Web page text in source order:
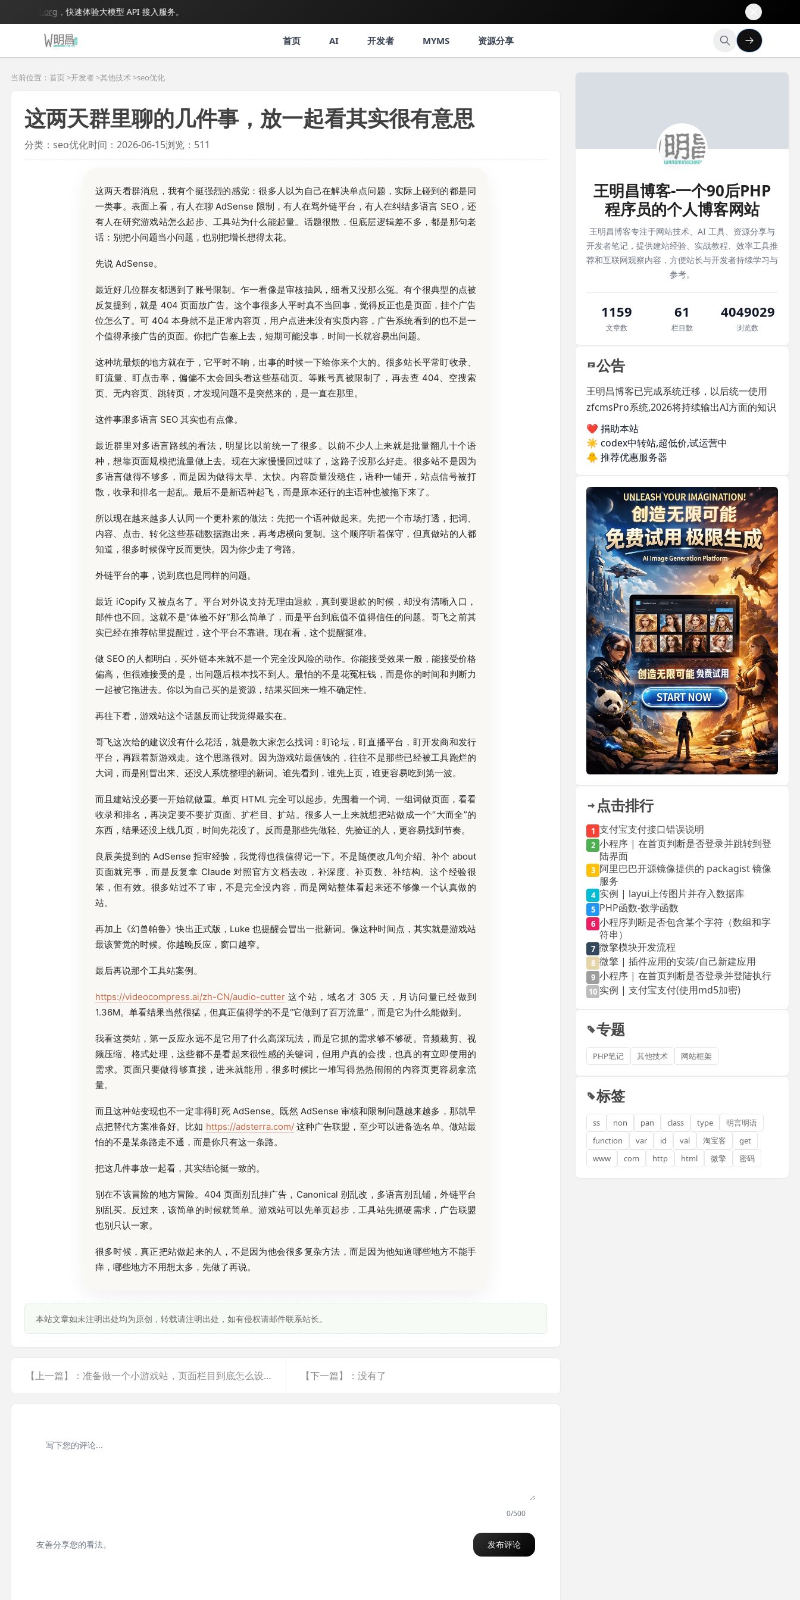
，快速体验大模型 API 接入服务。
首页 AI 开发者 MYMS 资源分享
当前位置：首页 >开发者 >其他技术 >seo优化
这两天群里聊的几件事，放一起看其实很有意思
分类：seo优化时间：2026-06-15浏览：511
这两天看群消息，我有个挺强烈的感觉：很多人以为自己在解决单点问题，实际上碰到的都是同
一类事。表面上看，有人在聊 AdSense 限制，有人在骂外链平台，有人在纠结多语言 SEO，还
有人在研究游戏站怎么起步、工具站为什么能起量。话题很散，但底层逻辑差不多，都是那句老
话：别把小问题当小问题，也别把增长想得太花。
先说 AdSense。
最近好几位群友都遇到了账号限制。乍一看像是审核抽风，细看又没那么冤。有个很典型的点被
反复提到，就是 404 页面放广告。这个事很多人平时真不当回事，觉得反正也是页面，挂个广告
位怎么了。可 404 本身就不是正常内容页，用户点进来没有实质内容，广告系统看到的也不是一
个值得承接广告的页面。你把广告塞上去，短期可能没事，时间一长就容易出问题。
这种坑最烦的地方就在于，它平时不响，出事的时候一下给你来个大的。很多站长平常盯收录、
盯流量、盯点击率，偏偏不太会回头看这些基础页。等账号真被限制了，再去查 404、空搜索
页、无内容页、跳转页，才发现问题不是突然来的，是一直在那里。
这件事跟多语言 SEO 其实也有点像。
最近群里对多语言路线的看法，明显比以前统一了很多。以前不少人上来就是批量翻几十个语
种，想靠页面规模把流量做上去。现在大家慢慢回过味了，这路子没那么好走。很多站不是因为
多语言做得不够多，而是因为做得太早、太快。内容质量没稳住，语种一铺开，站点信号被打
散，收录和排名一起乱。最后不是新语种起飞，而是原本还行的主语种也被拖下来了。
所以现在越来越多人认同一个更朴素的做法：先把一个语种做起来。先把一个市场打透，把词、
内容、点击、转化这些基础数据跑出来，再考虑横向复制。这个顺序听着保守，但真做站的人都
知道，很多时候保守反而更快。因为你少走了弯路。
外链平台的事，说到底也是同样的问题。
最近 iCopify 又被点名了。平台对外说支持无理由退款，真到要退款的时候，却没有清晰入口，
邮件也不回。这就不是“体验不好”那么简单了，而是平台到底值不值得信任的问题。哥飞之前其
实已经在推荐帖里提醒过，这个平台不靠谱。现在看，这个提醒挺准。
做 SEO 的人都明白，买外链本来就不是一个完全没风险的动作。你能接受效果一般，能接受价格
偏高，但很难接受的是，出问题后根本找不到人。最怕的不是花冤枉钱，而是你的时间和判断力
一起被它拖进去。你以为自己买的是资源，结果买回来一堆不确定性。
再往下看，游戏站这个话题反而让我觉得最实在。
哥飞这次给的建议没有什么花活，就是教大家怎么找词：盯论坛，盯直播平台，盯开发商和发行
平台，再跟着新游戏走。这个思路很对。因为游戏站最值钱的，往往不是那些已经被工具跑烂的
大词，而是刚冒出来、还没人系统整理的新词。谁先看到，谁先上页，谁更容易吃到第一波。
而且建站没必要一开始就做重。单页 HTML 完全可以起步。先围着一个词、一组词做页面，看看
收录和排名，再决定要不要扩页面、扩栏目、扩站。很多人一上来就想把站做成一个“大而全”的
东西，结果还没上线几页，时间先花没了。反而是那些先做轻、先验证的人，更容易找到节奏。
良辰美提到的 AdSense 拒审经验，我觉得也很值得记一下。不是随便改几句介绍、补个 about
页面就完事，而是反复拿 Claude 对照官方文档去改，补深度、补页数、补结构。这个经验很
笨，但有效。很多站过不了审，不是完全没内容，而是网站整体看起来还不够像一个认真做的
站。
再加上《幻兽帕鲁》快出正式版，Luke 也提醒会冒出一批新词。像这种时间点，其实就是游戏站
最该警觉的时候。你越晚反应，窗口越窄。
最后再说那个工具站案例。
https://videocompress.ai/zh-CN/audio-cutter 这个站，域名才 305 天，月访问量已经做到
1.36M。单看结果当然很猛，但真正值得学的不是“它做到了百万流量”，而是它为什么能做到。
我看这类站，第一反应永远不是它用了什么高深玩法，而是它抓的需求够不够硬。音频裁剪、视
频压缩、格式处理，这些都不是看起来很性感的关键词，但用户真的会搜，也真的有立即使用的
需求。页面只要做得够直接，进来就能用，很多时候比一堆写得热热闹闹的内容页更容易拿流
量。
而且这种站变现也不一定非得盯死 AdSense。既然 AdSense 审核和限制问题越来越多，那就早
点把替代方案准备好。比如 https://adsterra.com/这种广告联盟，至少可以进备选名单。做站最
怕的不是某条路走不通，而是你只有这一条路。
把这几件事放一起看，其实结论挺一致的。
别在不该冒险的地方冒险。404 页面别乱挂广告，Canonical 别乱改，多语言别乱铺，外链平台
别乱买。反过来，该简单的时候就简单。游戏站可以先单页起步，工具站先抓硬需求，广告联盟
也别只认一家。
很多时候，真正把站做起来的人，不是因为他会很多复杂方法，而是因为他知道哪些地方不能手
痒，哪些地方不用想太多，先做了再说。
本站文章如未注明出处均为原创，转载请注明出处，如有侵权请邮件联系站长。
【上一篇】：准备做一个小游戏站，页面栏目到底怎么设计？ 【下一篇】：没有了
0/500
友善分享您的看法。 发布评论
王明昌博客-一个90后PHP
程序员的个人博客网站
王明昌博客专注于网站技术、AI 工具、资源分享与
开发者笔记，提供建站经验、实战教程、效率工具推
荐和互联网观察内容，方便站长与开发者持续学习与
参考。
1159
文章数
61
栏目数
4049029
浏览数
公告
王明昌博客已完成系统迁移，以后统一使用
zfcmsPro系统,2026将持续输出AI方面的知识
❤️ 捐助本站
☀️ codex中转站,超低价,试运营中
🐥 推荐优惠服务器
点击排行
1 支付宝支付接口错误说明
2 小程序 | 在首页判断是否登录并跳转到登
陆界面
3 阿里巴巴开源镜像提供的 packagist 镜像
服务
4 实例 | layui上传图片并存入数据库
5 PHP函数-数学函数
6 小程序判断是否包含某个字符（数组和字
符串）
7 微擎模块开发流程
8 微擎 | 插件应用的安装/自己新建应用
9 小程序 | 在首页判断是否登录并登陆执行
10 实例 | 支付宝支付(使用md5加密)
专题
PHP笔记 其他技术 网站框架
标签
ss non pan class type
明言明语
function
var id val 淘宝客
get
www
com http html 微擎 密码